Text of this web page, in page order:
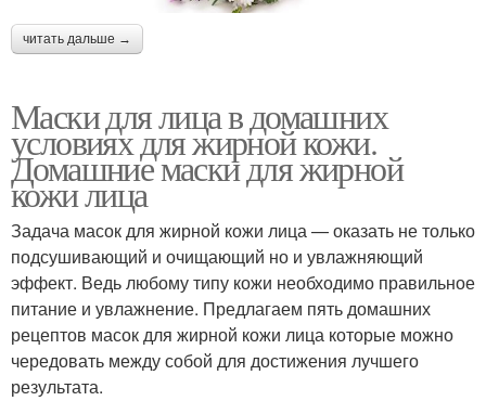
читать дальше →
Маски для лица в домашних
условиях для жирной кожи.
Домашние маски для жирной
кожи лица
Задача масок для жирной кожи лица — оказать не только
подсушивающий и очищающий но и увлажняющий
эффект. Ведь любому типу кожи необходимо правильное
питание и увлажнение. Предлагаем пять домашних
рецептов масок для жирной кожи лица которые можно
чередовать между собой для достижения лучшего
результата.